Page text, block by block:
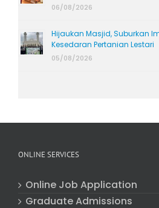
06/08/2026
Hijaukan Masjid, Suburkan
Kesedaran Pertanian Lestari
05/08/2026
ONLINE SERVICES
Online Job Application
Graduate Admissions